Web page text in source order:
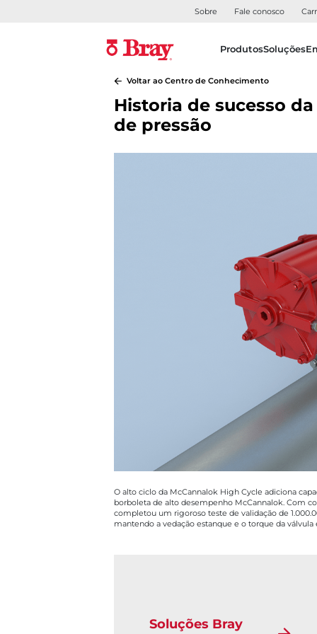
Sobre Fale conosco
ProdutosSoluções
Voltar ao Centro de Conhecimento
Historia de sucesso
de pressão
O alto ciclo da McCannalok High Cycle adiciona
borboleta de alto desempenho McCannalok. Com
completou um rigoroso teste de validação de
mantendo a vedação estanque e o torque da válvula
Soluções Bray